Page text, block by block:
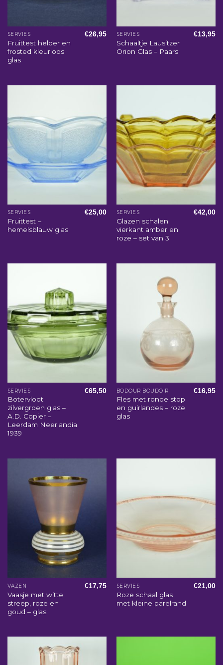
SERVIES
Fruittest helder en
frosted kleurloos
glas
€26,95 SERVIES
Schaaltje Lausitzer
Orion Glas – Paars
€13,95
SERVIES
Fruittest –
hemelsblauw glas
€25,00 SERVIES
Glazen schalen
vierkant amber en
roze – set van 3
€42,00
SERVIES
Botervloot
zilvergroen glas –
A.D. Copier –
Leerdam Neerlandia
1939
€65,50 BODOUR BOUDOIR
Fles met ronde stop
en guirlandes – roze
glas
€16,95
VAZEN
Vaasje met witte
streep, roze en
goud – glas
€17,75 SERVIES
Roze schaal glas
met kleine parelrand
€21,00